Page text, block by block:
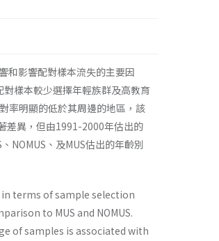
和影響配對樣本流失的主要因
樣本較少選擇年輕族群及高教育
率明顯的低於其周邊的地區，該
差異，但由1991-2000年估出的
NOMUS、及MUS估出的年齡別
in terms of sample selection
to MUS and NOMUS.
of samples is associated with